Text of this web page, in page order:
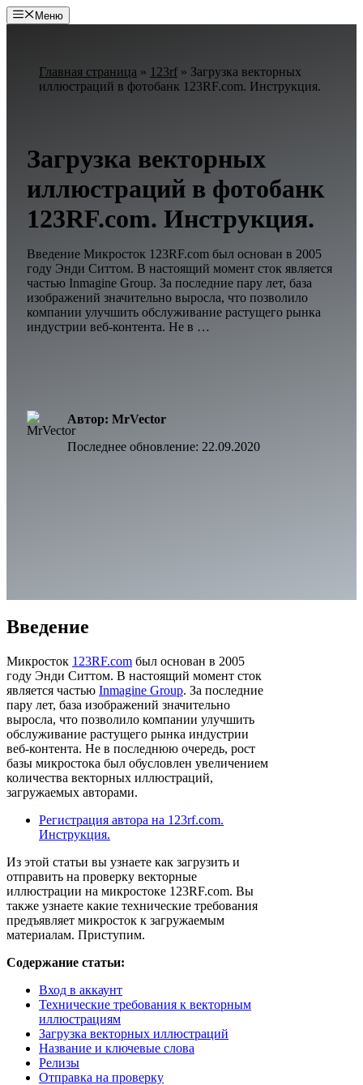
Перейти
к
Меню
Главная страница » 123rf » Загрузка векторных
иллюстраций в фотобанк 123RF.com. Инструкция.
Загрузка векторных
иллюстраций в фотобанк
123RF.com. Инструкция.
Введение Микросток 123RF.com был основан в 2005
году Энди Ситтом. В настоящий момент сток является
частью Inmagine Group. За последние пару лет, база
изображений значительно выросла, что позволило
компании улучшить обслуживание растущего рынка
индустрии веб-контента. Не в …
Автор: MrVector
Последнее обновление: 22.09.2020
Введение
Микросток 123RF.com был основан в 2005
году Энди Ситтом. В настоящий момент сток
является частью Inmagine Group. За последние
пару лет, база изображений значительно
выросла, что позволило компании улучшить
обслуживание растущего рынка индустрии
веб-контента. Не в последнюю очередь, рост
базы микростока был обусловлен увеличением
количества векторных иллюстраций,
загружаемых авторами.
Регистрация автора на 123rf.com.
Инструкция.
Из этой статьи вы узнаете как загрузить и
отправить на проверку векторные
иллюстрации на микростоке 123RF.com. Вы
также узнаете какие технические требования
предъявляет микросток к загружаемым
материалам. Приступим.
Содержание статьи:
Вход в аккаунт
Технические требования к векторным
иллюстрациям
Загрузка векторных иллюстраций
Название и ключевые слова
Релизы
Отправка на проверку